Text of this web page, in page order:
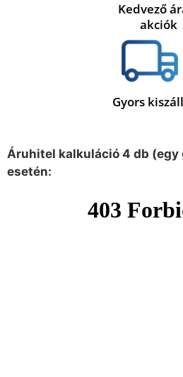
Kedvező
akciók
Gyors
Áruhitel kalkuláció 4 db
esetén: